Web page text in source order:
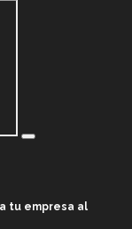
tu empresa al